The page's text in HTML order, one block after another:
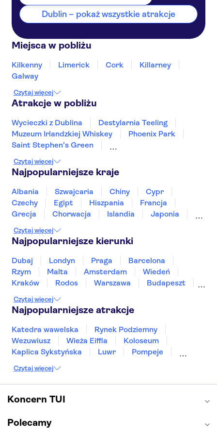
Dublin – pokaż wszystkie atrakcje
Miejsca w pobliżu
Kilkenny Limerick Cork
Killarney
Galway
Czytaj więcej
Atrakcje w pobliżu
Wycieczki z Dublina
Destylarnia Teeling
Muzeum Irlandzkiej Whiskey
Phoenix Park
Saint Stephen's Green
Jameson Distillery
Wicklow Mountains
Christ Church Cathedral
Guinness Storehouse
Irlandzkie Muzeum Emigracji EPIC
Czytaj więcej
Najpopularniejsze kraje
Albania Szwajcaria Chiny
Cypr
Czechy
Egipt Hiszpania
Francja
Grecja
Chorwacja Islandia
Japonia
Tajlandia
Tunezja Turcja
Czytaj więcej
Najpopularniejsze kierunki
Dubaj Londyn Praga
Barcelona
Rzym
Malta Amsterdam
Wiedeń
Kraków
Rodos Warszawa
Budapeszt
Poznań
Sopot Gdynia
Czytaj więcej
Najpopularniejsze atrakcje
Katedra wawelska
Rynek Podziemny
Wezuwiusz
Wieża Eiffla
Koloseum
Kaplica Sykstyńska
Luwr
Pompeje
Akropol
Wawel
Park Güell
Alhambra
Caminito del Rey
Energylandia
Czytaj więcej
Koncern TUI
Polecamy